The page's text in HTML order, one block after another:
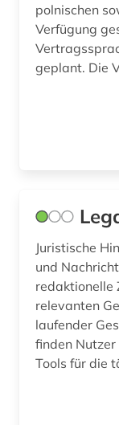
steuer (1)
polnischen
Verfügung
geplant. Die
Juristische
und
redaktionelle
relevanten
laufender
finden Nutzer
Tools für die